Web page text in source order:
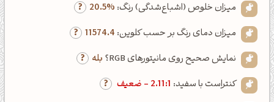
میزان خلوص (اشباع‌شدگی) رنگ: 20.5%
میزان دمای رنگ بر حسب کلوین: 11574.4
نمایش صحیح روی مانیتورهای RGB؟
بله
کنتراست با سفید: 2.11:1 - ضعیف